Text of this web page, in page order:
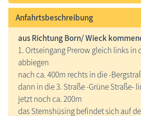
Anfahrtsbeschreibung
aus Richtung Born/ Wieck
1. Ortseingang Prerow gleich links in
abbiegen
nach ca. 400m rechts in die -
dann in die 3. Straße -Grüne Straße-
jetzt noch ca. 200m
das Stemshüsing befindet sich auf